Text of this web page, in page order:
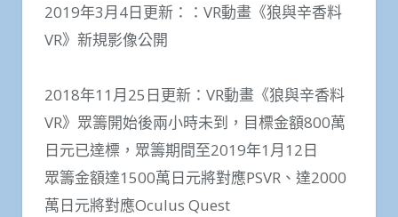
2019年3月4日更新：：VR動畫《狼與辛香料
VR》新規影像公開
2018年11月25日更新：VR動畫《狼與辛香料
VR》眾籌開始後兩小時未到，目標金額800萬
日元已達標，眾籌期間至2019年1月12日
眾籌金額達1500萬日元將對應PSVR、達2000
萬日元將對應Oculus Quest